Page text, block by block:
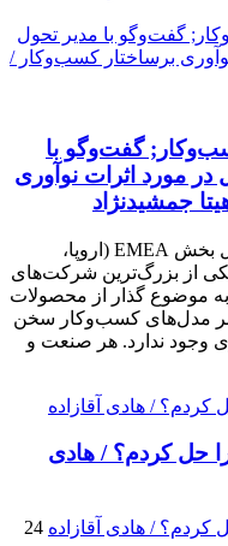
گفت‌وگو با
مورد اثرات نوآوری
جمشیدنژاد
مایکل بدنار- برندت، رئیس تحول دیجیتال بخش EMEA (اروپا،
از بزرگ‌ترین شرکت‌های
موضوع گذار از محصولات
بر مدل‌های کسب‌و‌کار سخن
وجود ندارد. هر صنعت و
حل کردم؟ / هادی
24